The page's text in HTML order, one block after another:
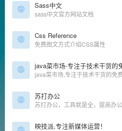
Sass中文
sass中文官方网站文档
Css Reference
免费图文方式介绍CSS属性
java菜市场-专注于技术干货的
java菜市场,专注于技术干货的免
苏打办公
映技派,专注新媒体运营！